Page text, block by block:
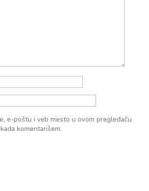
e-poštu i veb mesto u ovom pregledaču
komentarišem.